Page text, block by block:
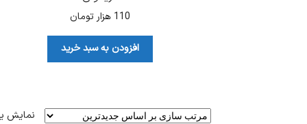
110 هزار تومان
افزودن به سبد خرید
نمایش